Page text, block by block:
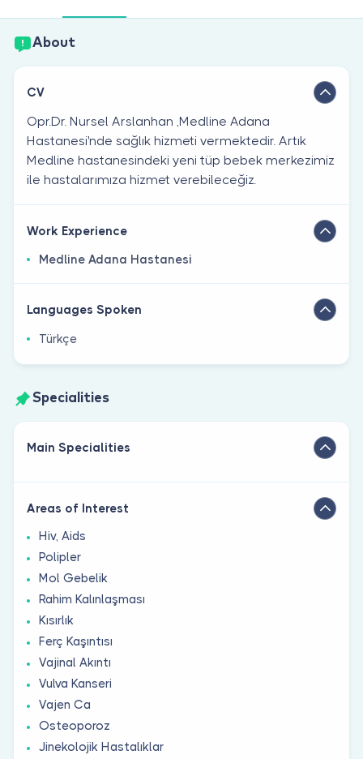
About
CV
Opr.Dr. Nursel Arslanhan ,Medline Adana
Hastanesi'nde sağlık hizmeti vermektedir. Artık
Medline hastanesindeki yeni tüp bebek merkezimiz
ile hastalarımıza hizmet verebileceğiz.
Work Experience
Medline Adana Hastanesi
Languages Spoken
Türkçe
Specialities
Main Specialities
Areas of Interest
Hiv, Aids
Polipler
Mol Gebelik
Rahim Kalınlaşması
Kısırlık
Ferç Kaşıntısı
Vajinal Akıntı
Vulva Kanseri
Vajen Ca
Osteoporoz
Jinekolojik Hastalıklar